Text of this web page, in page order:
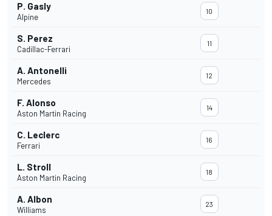
P. Gasly
Alpine
10
S. Perez
Cadillac-Ferrari
11
A. Antonelli
Mercedes
12
F. Alonso
Aston Martin Racing
14
C. Leclerc
Ferrari
16
L. Stroll
Aston Martin Racing
18
A. Albon
Williams
23